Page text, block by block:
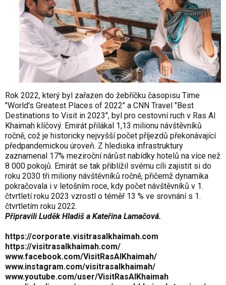
Rok 2022, který byl zařazen do žebříčku časopisu Time
"World's Greatest Places of 2022" a CNN Travel "Best
Destinations to Visit in 2023", byl pro cestovní ruch v Ras Al
Khaimah klíčový. Emirát přilákal 1,13 milionu návštěvníků
ročně, což je historicky nejvyšší počet příjezdů překonávající
předpandemickou úroveň. Z hlediska infrastruktury
zaznamenal 17% meziroční nárůst nabídky hotelů na více než
8 000 pokojů. Emirát se tak přiblížil svému cíli zajistit si do
roku 2030 tři miliony návštěvníků ročně, přičemž dynamika
pokračovala i v letošním roce, kdy počet návštěvníků v 1.
čtvrtletí roku 2023 vzrostl o téměř 13 % ve srovnání s 1.
čtvrtletím roku 2022.
Připravili Luděk Hladiš a Kateřina Lamačová.
https://corporate.visitrasalkhaimah.com
https://visitrasalkhaimah.com/
www.facebook.com/VisitRasAlKhaimah/
www.instagram.com/visitrasalkhaimah/
www.youtube.com/user/VisitRasAlKhaimah